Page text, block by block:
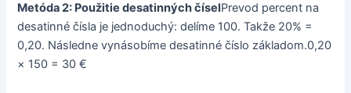
Metóda 2: Použitie desatinných číselPrevod percent na
desatinné čísla je jednoduchý: delíme 100. Takže 20% =
0,20. Následne vynásobíme desatinné číslo základom.0,20
× 150 = 30 €